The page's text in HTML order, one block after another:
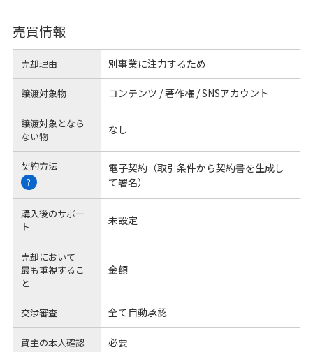
売買情報
売却理由 別事業に注力するため
譲渡対象物 コンテンツ / 著作権 / SNSアカウント
譲渡対象となら
ない物
なし
契約方法
?
電子契約（取引条件から契約書を生成し
て署名）
購入後のサポー
ト
未設定
売却において
最も重視するこ
と
金額
交渉審査 全て自動承認
買主の本人確認 必要